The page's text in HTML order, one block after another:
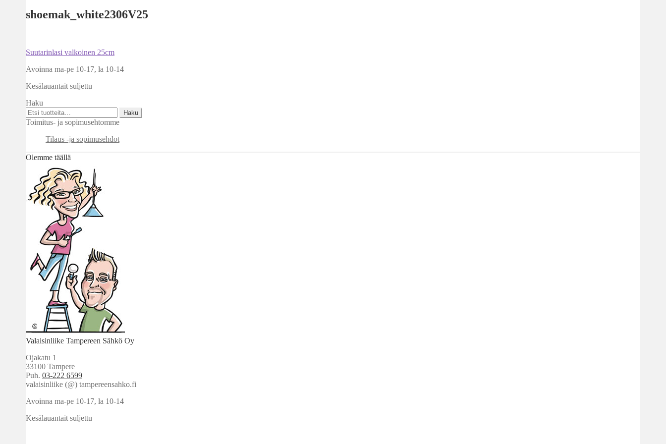
shoemak_white2306V25
Artikkelien
selaus
Edellinen
Suutarinlasi valkoinen 25cm
Avoinna ma-pe 10-17, la 10-14
Kesälauantait suljettu
Haku
Etsi:
Haku
Toimitus- ja sopimusehtomme
Tilaus -ja sopimusehdot
Olemme täällä
Valaisinliike Tampereen Sähkö Oy
Ojakatu 1
33100 Tampere
Puh. 03-222 6599
valaisinliike (@) tampereensahko.fi
Avoinna ma-pe 10-17, la 10-14
Kesälauantait suljettu